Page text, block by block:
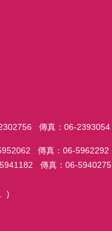
傳真：06-2393054
傳真：06-5962292
傳真：06-5940275
)